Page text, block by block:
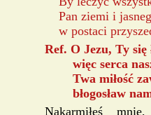
Pan ziemi i
w postaci
Ref. O Jezu, Ty się
więc serca
Twa miłość
błogosław
Nakarmiłeś